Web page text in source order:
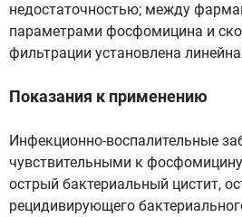
недостаточностью; между
параметрами фосфомицина и
фильтрации установлена
Показания к применению
Инфекционно-воспалительные
чувствительными к
острый бактериальный цистит,
рецидивирующего